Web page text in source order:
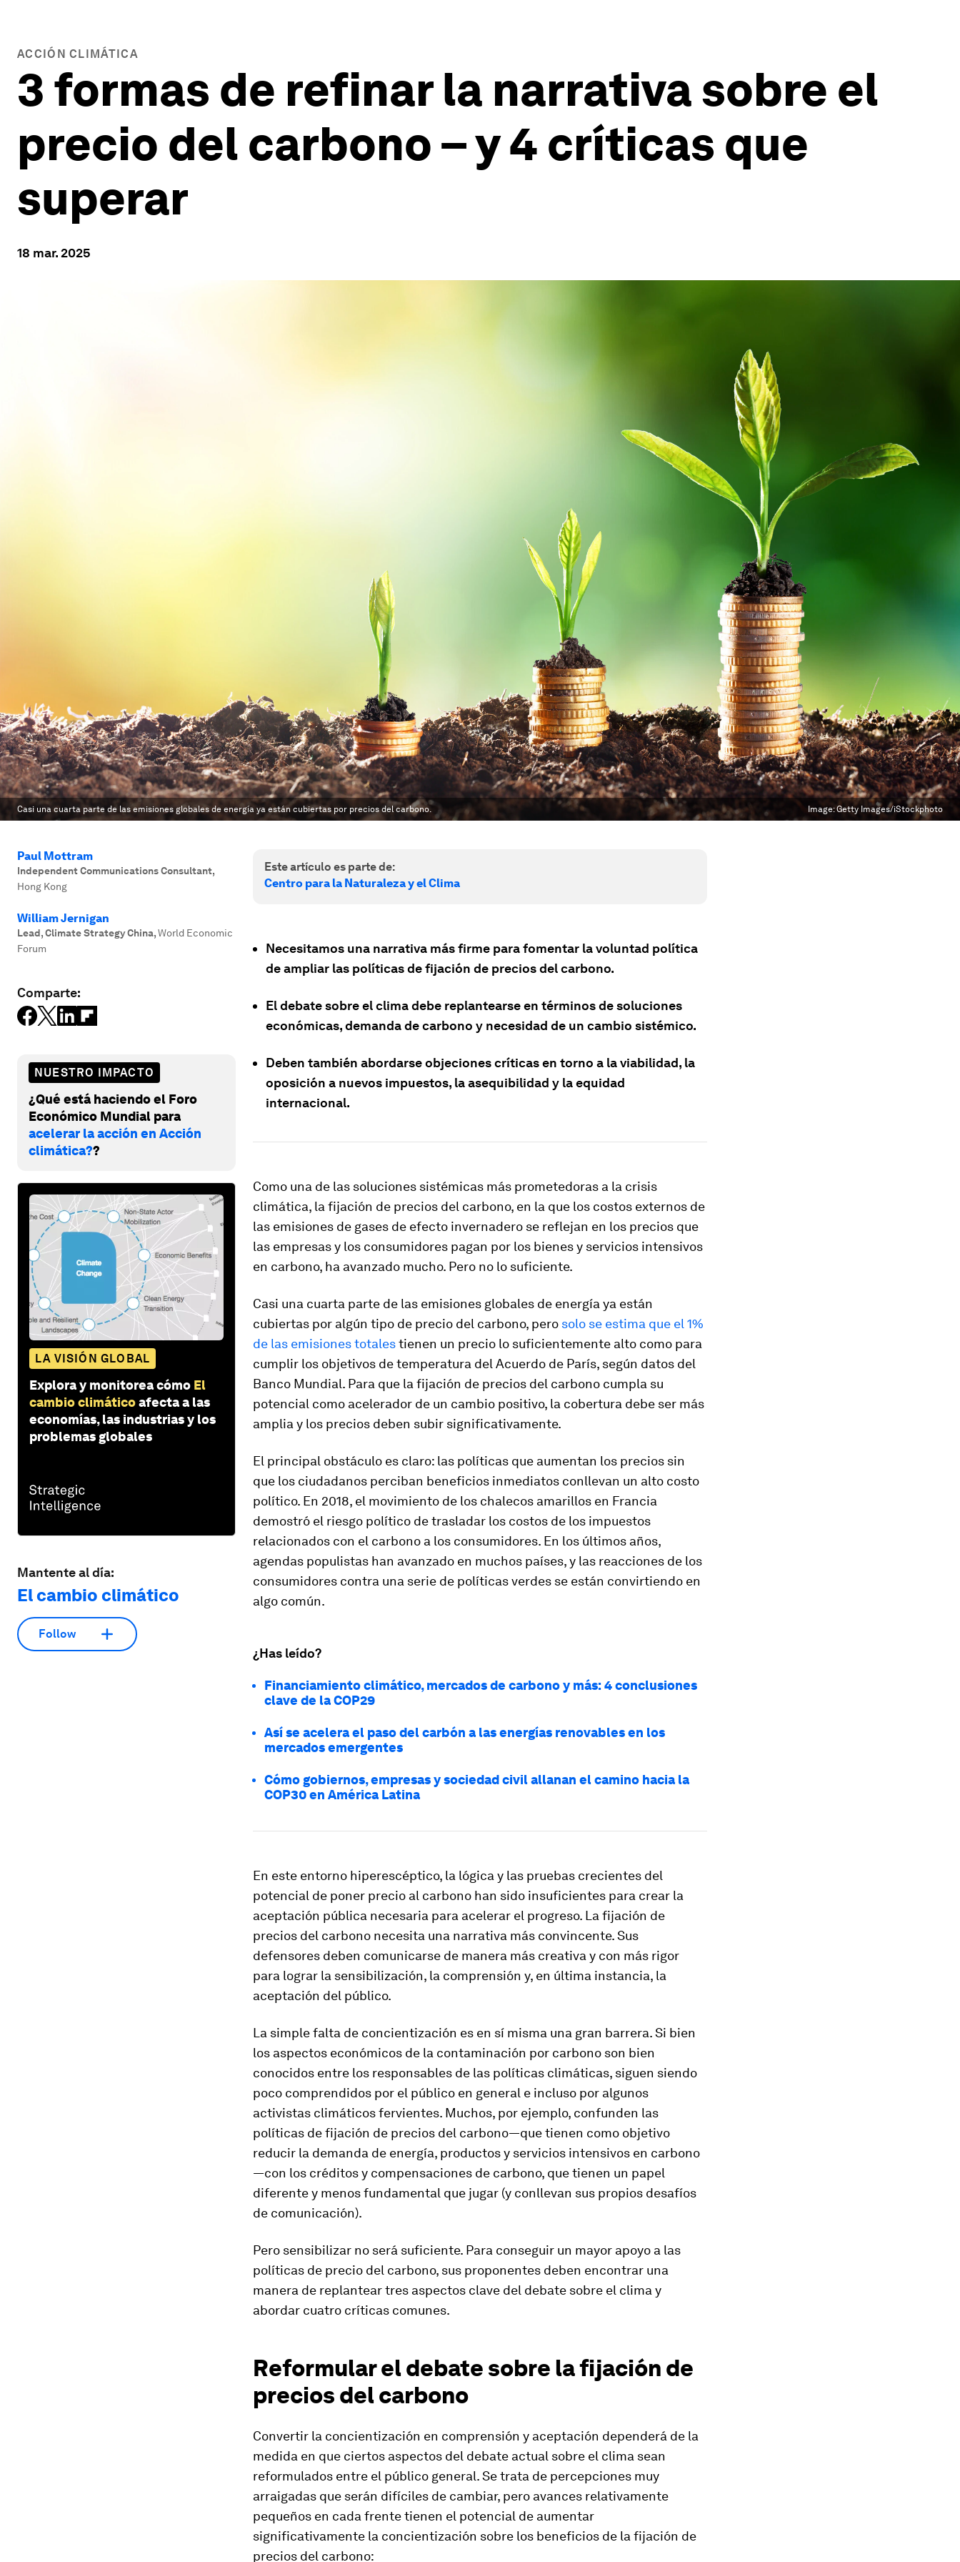
ACCIÓN CLIMÁTICA
3 formas de refinar la narrativa sobre el
precio del carbono – y 4 críticas que
superar
18 mar. 2025
Casi una cuarta parte de las emisiones globales de energía ya están cubiertas por precios del carbono. Image:Getty Images/iStockphoto
Paul Mottram
Independent Communications Consultant,
Hong Kong
William Jernigan
Lead, Climate Strategy China,World Economic
Forum
Comparte:
NUESTRO IMPACTO
¿Qué está haciendo el Foro
Económico Mundial para
acelerar la acción en Acción
climática??
LA VISIÓN GLOBAL
Explora y monitorea cómo El
cambio climáticoafecta a las
economías, las industrias y los
problemas globales
Mantente al día:
El cambio climático
Follow
Este artículo es parte de:
Centro para la Naturaleza y el Clima
Necesitamos una narrativa más firme para fomentar la voluntad política
de ampliar las políticas de fijación de precios del carbono.
El debate sobre el clima debe replantearse en términos de soluciones
económicas, demanda de carbono y necesidad de un cambio sistémico.
Deben también abordarse objeciones críticas en torno a la viabilidad, la
oposición a nuevos impuestos, la asequibilidad y la equidad
internacional.
Como una de las soluciones sistémicas más prometedoras a la crisis
climática, la fijación de precios del carbono, en la que los costos externos de
las emisiones de gases de efecto invernadero se reflejan en los precios que
las empresas y los consumidores pagan por los bienes y servicios intensivos
en carbono, ha avanzado mucho. Pero no lo suficiente.
Casi una cuarta parte de las emisiones globales de energía ya están
cubiertas por algún tipo de precio del carbono, pero solo se estima que el 1%
de las emisiones totalestienen un precio lo suficientemente alto como para
cumplir los objetivos de temperatura del Acuerdo de París, según datos del
Banco Mundial. Para que la fijación de precios del carbono cumpla su
potencial como acelerador de un cambio positivo, la cobertura debe ser más
amplia y los precios deben subir significativamente.
El principal obstáculo es claro: las políticas que aumentan los precios sin
que los ciudadanos perciban beneficios inmediatos conllevan un alto costo
político. En 2018, el movimiento de los chalecos amarillos en Francia
demostró el riesgo político de trasladar los costos de los impuestos
relacionados con el carbono a los consumidores. En los últimos años,
agendas populistas han avanzado en muchos países, y las reacciones de los
consumidores contra una serie de políticas verdes se están convirtiendo en
algo común.
¿Has leído?
Financiamiento climático, mercados de carbono y más: 4 conclusiones
clave de la COP29
Así se acelera el paso del carbón a las energías renovables en los
mercados emergentes
Cómo gobiernos, empresas y sociedad civil allanan el camino hacia la
COP30 en América Latina
En este entorno hiperescéptico, la lógica y las pruebas crecientes del
potencial de poner precio al carbono han sido insuficientes para crear la
aceptación pública necesaria para acelerar el progreso. La fijación de
precios del carbono necesita una narrativa más convincente. Sus
defensores deben comunicarse de manera más creativa y con más rigor
para lograr la sensibilización, la comprensión y, en última instancia, la
aceptación del público.
La simple falta de concientización es en sí misma una gran barrera. Si bien
los aspectos económicos de la contaminación por carbono son bien
conocidos entre los responsables de las políticas climáticas, siguen siendo
poco comprendidos por el público en general e incluso por algunos
activistas climáticos fervientes. Muchos, por ejemplo, confunden las
políticas de fijación de precios del carbono—que tienen como objetivo
reducir la demanda de energía, productos y servicios intensivos en carbono
—con los créditos y compensaciones de carbono, que tienen un papel
diferente y menos fundamental que jugar (y conllevan sus propios desafíos
de comunicación).
Pero sensibilizar no será suficiente. Para conseguir un mayor apoyo a las
políticas de precio del carbono, sus proponentes deben encontrar una
manera de replantear tres aspectos clave del debate sobre el clima y
abordar cuatro críticas comunes.
Reformular el debate sobre la fijación de
precios del carbono
Convertir la concientización en comprensión y aceptación dependerá de la
medida en que ciertos aspectos del debate actual sobre el clima sean
reformulados entre el público general. Se trata de percepciones muy
arraigadas que serán difíciles de cambiar, pero avances relativamente
pequeños en cada frente tienen el potencial de aumentar
significativamente la concientización sobre los beneficios de la fijación de
precios del carbono: